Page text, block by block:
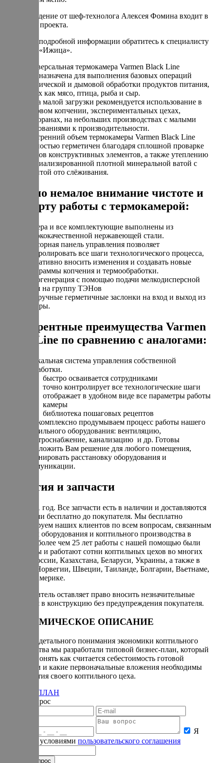
Сопровождение от шеф-технолога Алексея Фомина входит в
стоимость проекта.
Для более подробной информации обратитесь к специалисту
компании «Ижица».
Универсальная термокамера Varmen Black Line
предназначена для выполнения базовых операций
термической и дымовой обработки продуктов питания,
таких как мясо, птица, рыба и сыр.
Из-за малой загрузки рекомендуется использование в
бытовом копчении, экспериментальных цехах,
ресторанах, на небольших производствах с малыми
требованиями к производительности.
Внутренний объем термокамеры Varmen Black Line
полностью герметичен благодаря сплошной проварке
стыков конструктивных элементов, а также утеплению
специализированной плотной минеральной ватой с
защитой ото слёживания.
Уделено немалое внимание чистоте и
комфорту работы с термокамерой:
Камера и все комплектующие выполнены из
высококачественной нержавеющей стали.
Сенсорная панель управления позволяет
контролировать все шаги технологического процесса,
оперативно вносить изменения и создавать новые
программы копчения и термообработки.
Парогенерация с помощью подачи мелкодисперсной
воды на группу ТЭНов
Две ручные герметичные заслонки на вход и выход из
камеры.
Конкурентные преимущества Varmen
Black Line по сравнению с аналогами:
Уникальная система управления собственной
разработки.
быстро осваивается сотрудниками
точно контролирует все технологические шаги
отображает в удобном виде все параметры работы
камеры
библиотека пошаговых рецептов
Мы комплексно продумываем процесс работы нашего
коптильного оборудования: вентиляцию,
электроснабжение, канализацию и др. Готовы
предложить Вам решение для любого помещения,
спланировать расстановку оборудования и
коммуникации.
Гарантия и запчасти
Гарантия 1 год. Все запчасти есть в наличии и доставляются
по гарантии бесплатно до покупателя. Мы бесплатно
консультируем наших клиентов по всем вопросам, связанным
с запуском оборудования и коптильного производства в
целом. За более чем 25 лет работы с нашей помощью были
запущенны и работают сотни коптильных цехов во многих
городах России, Казахстана, Беларуси, Украины, а также в
Израиле, Норвегии, Швеции, Таиланде, Болгарии, Вьетнаме,
Кипре и Америке.
Производитель оставляет право вносить незначительные
изменения в конструкцию без предупреждения покупателя.
ЭКОНОМИЧЕСКОЕ ОПИСАНИЕ
Для более детального понимания экономики коптильного
производства мы разработали типовой бизнес-план, который
поможет понять как считается себестоимость готовой
продукции и какие первоначальные вложения необходимы
для открытия своего коптильного цеха.
БИЗНЕС-ПЛАН
Задать вопрос
Я
согласен с условиями пользовательского соглашения